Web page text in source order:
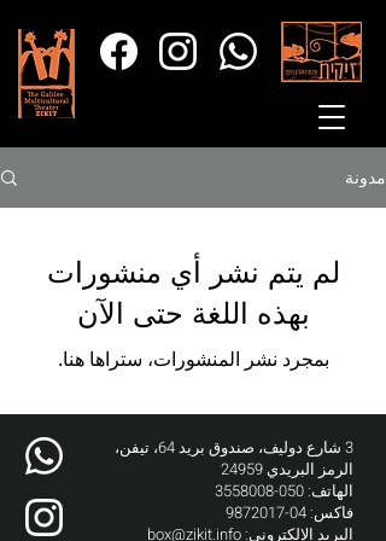
مدونة
لم يتم نشر أي منشورات
بهذه اللغة حتى الآن
بمجرد نشر المنشورات، ستراها هنا.
3 شارع دوليف، صندوق بريد 64، تيفن،
الرمز البريدي 24959
الهاتف: 050-3558008
فاكس: 04-9872017
البريد الإلكتروني: box@zikit.info